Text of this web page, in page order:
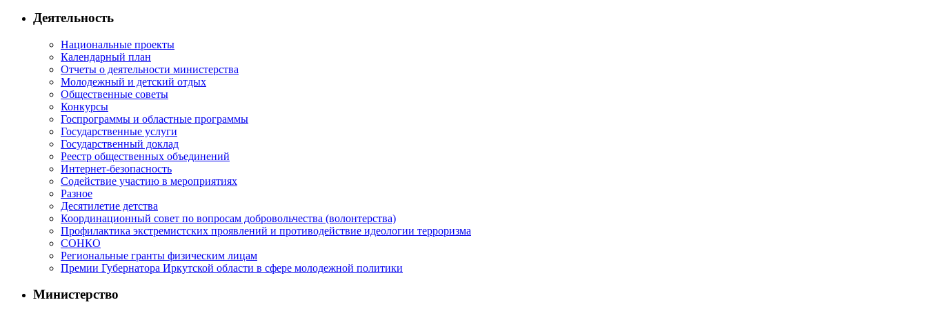
Деятельность
Национальные проекты
Календарный план
Отчеты о деятельности министерства
Молодежный и детский отдых
Общественные советы
Конкурсы
Госпрограммы и областные программы
Государственные услуги
Государственный доклад
Реестр общественных объединений
Интернет-безопасность
Содействие участию в мероприятиях
Разное
Десятилетие детства
Координационный совет по вопросам добровольчества (волонтерства)
Профилактика экстремистских проявлений и противодействие идеологии терроризма
СОНКО
Региональные гранты физическим лицам
Премии Губернатора Иркутской области в сфере молодежной политики
Министерство